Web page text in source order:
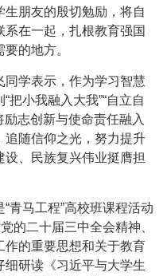
朋友的殷切勉励，将自
在一起，扎根教育强国
的地方。
同学表示，作为学习智慧
把小我融入大我”“自立自
励志创新与使命责任融入
追随信仰之光，努力提升
、民族复兴伟业挺膺担
青马工程”高校班课程活动
的二十届三中全会精神、
作的重要思想和关于教育
细研读《习近平与大学生